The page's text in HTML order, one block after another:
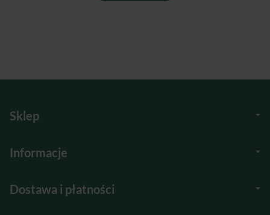
Sklep
Informacje
Dostawa i płatności